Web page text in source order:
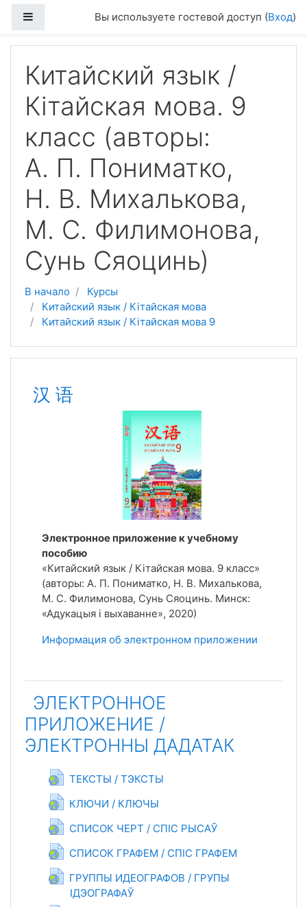
Боковая панельВы используете гостевой доступ (Вход)
Китайский язык /
Кітайская мова. 9
класс (авторы:
А. П. Пониматко,
Н. В. Михалькова,
М. С. Филимонова,
Сунь Сяоцинь)
В начало
Курсы
Китайский язык / Кітайская мова
Китайский язык / Кітайская мова 9
Тематический план
汉 语
Электронное приложение к учебному
пособию
«Китайский язык / Кітайская мова. 9 класс»
(авторы: А. П. Пониматко, Н. В. Михалькова,
М. С. Филимонова, Сунь Сяоцинь. Минск:
«Адукацыя і выхаванне», 2020)
Информация об электронном приложении
ЭЛЕКТРОННОЕ
ПРИЛОЖЕНИЕ /
ЭЛЕКТРОННЫ ДАДАТАК
ТЕКСТЫ / ТЭКСТЫГиперссылка
КЛЮЧИ / КЛЮЧЫГиперссылка
СПИСОК ЧЕРТ / СПІС РЫСАЎГиперссылка
СПИСОК ГРАФЕМ / СПІС ГРАФЕМГиперссылка
ГРУППЫ ИДЕОГРАФОВ / ГРУПЫ
ІДЭОГРАФАЎГиперссылка